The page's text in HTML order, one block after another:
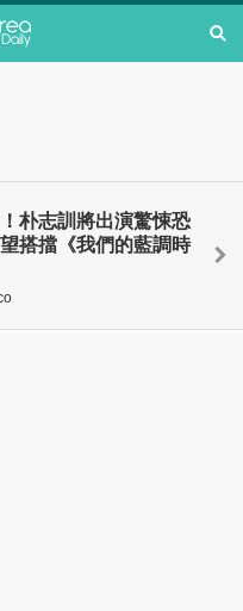
朴志訓將出演驚悚恐
搭擋《我們的藍調時